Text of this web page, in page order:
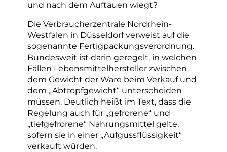
und nach dem Auftauen wiegt?
Die Verbraucherzentrale Nordrhein-
Westfalen in Düsseldorf verweist auf die
sogenannte Fertigpackungsverordnung.
Bundesweit ist darin geregelt, in welchen
Fällen Lebensmittelhersteller zwischen
dem Gewicht der Ware beim Verkauf und
dem „Abtropfgewicht“ unterscheiden
müssen. Deutlich heißt im Text, dass die
Regelung auch für „gefrorene“ und
„tiefgefrorene“ Nahrungsmittel gelte,
sofern sie in einer „Aufgussflüssigkeit“
verkauft würden.